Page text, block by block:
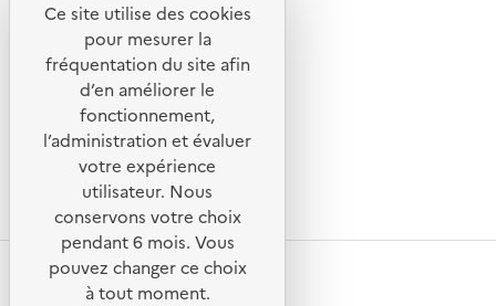
Liens utiles
Portail de signalement
Foire aux questions
Formulaire de contact
Plan du site
Ce site utilise des cookies
pour mesurer la
fréquentation du site afin
d’en améliorer le
fonctionnement,
l’administration et évaluer
votre expérience
utilisateur. Nous
conservons votre choix
pendant 6 mois. Vous
pouvez changer ce choix
à tout moment.